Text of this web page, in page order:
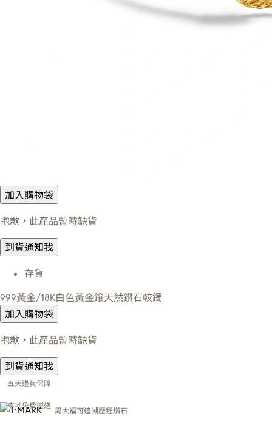
加入購物袋
抱歉，此產品暫時缺貨
到貨通知我
存貨
999黃金/18K白色黃金鑲天然鑽石較鐲
加入購物袋
抱歉，此產品暫時缺貨
到貨通知我
五天退貨保障
本地免費運送
周大福可追溯歷程鑽石